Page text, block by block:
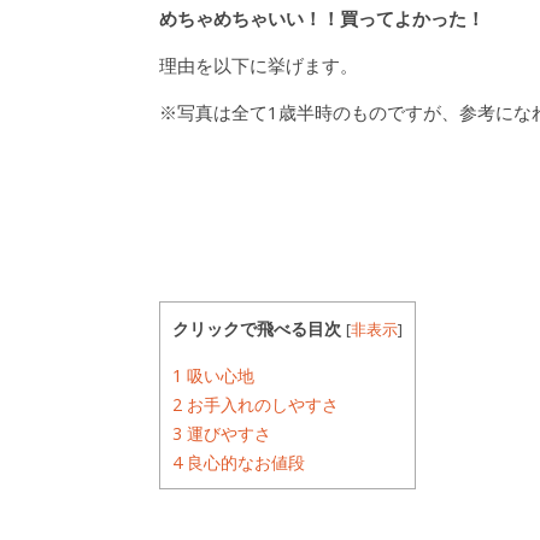
めちゃめちゃいい！！買ってよかった！
理由を以下に挙げます。
※写真は全て1歳半時のものですが、参考にな
クリックで飛べる目次 [非表示]
1 吸い心地
2 お手入れのしやすさ
3 運びやすさ
4良心的なお値段